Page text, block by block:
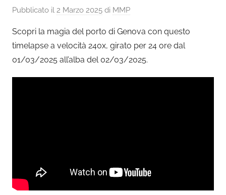
Pubblicato il 2 Marzo 2025 di MMP
Scopri la magia del porto di Genova con questo
timelapse a velocità 240x, girato per 24 ore dal
01/03/2025 all’alba del 02/03/2025.